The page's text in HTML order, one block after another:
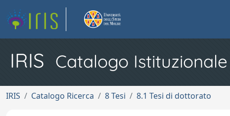
IRIS Catalogo
IRIS Catalogo Ricerca 8 Tesi 8.1 Tesi di dottorato